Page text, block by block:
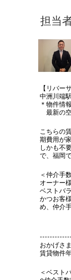
【リバー
中洲川端
＊物件情
最新の空
こちらの
期費用が
しかも不
で、福岡
＜仲介手
オーナー
ベストバ
かつお客
め、仲介
おかげさ
賃貸物件
＜ベスト